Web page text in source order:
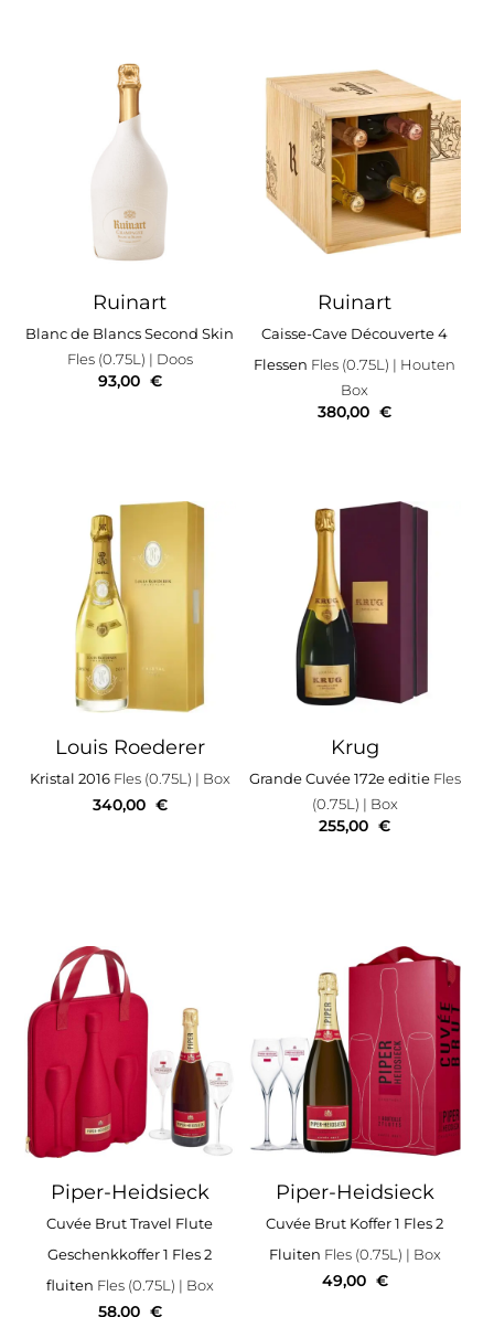
Ruinart
Blanc de Blancs Second Skin
Fles (0.75L) | Doos
93,00 €
Ruinart
Caisse-Cave Découverte 4
Flessen Fles (0.75L) | Houten
Box
380,00 €
Louis Roederer
Kristal 2016Fles (0.75L) | Box
340,00 €
Krug
Grande Cuvée 172e editieFles
(0.75L) | Box
255,00 €
Piper-Heidsieck
Cuvée Brut Travel Flute
Geschenkkoffer 1 Fles 2
fluiten Fles (0.75L) | Box
58,00 €
Piper-Heidsieck
Cuvée Brut Koffer 1 Fles 2
Fluiten Fles (0.75L) | Box
49,00 €